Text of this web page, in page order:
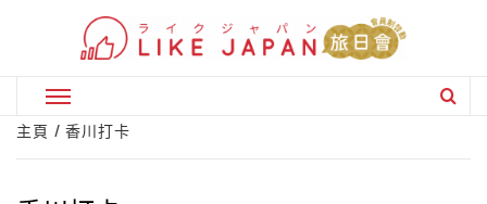
Primary
Menu
主頁 香川打卡